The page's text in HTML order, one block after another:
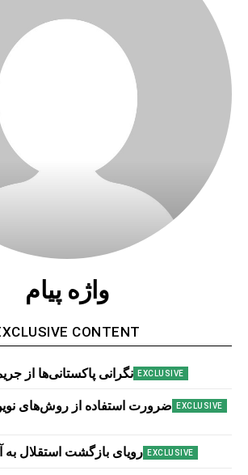
واژه پیام
CONTENT
نگرانی پاکستانی‌ها از جریمه۱۸ میلیارد
ضرورت استفاده از روش‌های
رویای بازگشت استقلال